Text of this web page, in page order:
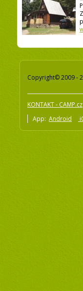
Copyright© 2009 -
KONTAKT - CAMP.cz
App: Android